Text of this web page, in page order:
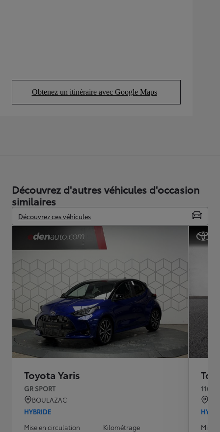
Obtenez un itinéraire avec Google Maps
(Opens in new tab)
Découvrez d'autres véhicules d'occasion
similaires
Découvrez ces véhicules
Toyota Yaris
GR SPORT
BOULAZAC
HYBRIDE
Mise en circulation
Kilométrage
116h
Mise